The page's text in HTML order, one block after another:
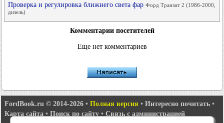
Проверка и регулировка ближнего света фар Форд Транзит 2 (1986-2000,
дизель)
Комментарии посетителей
Еще нет комментариев
FordBook.ru © 2014-2026 • Полная версия • Интересно почитать •
Карта сайта • Поиск по сайту • Связь с администрацией